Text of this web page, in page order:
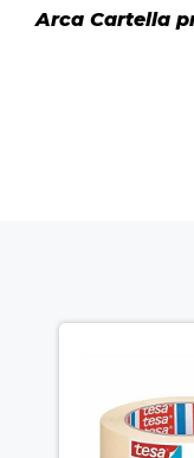
Arca Cartella